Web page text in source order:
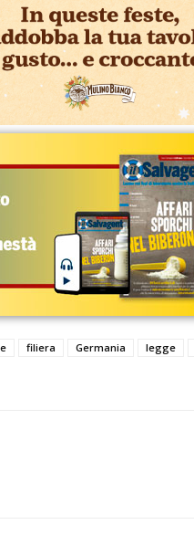
filiera Germania legge